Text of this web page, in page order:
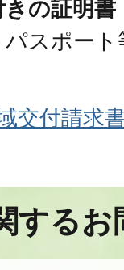
きの証明書
パスポー
交付請求
する